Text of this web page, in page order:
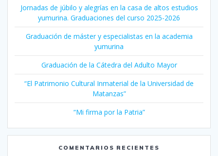
Jornadas de júbilo y alegrías en la casa de altos estudios
yumurina. Graduaciones del curso 2025-2026
Graduación de máster y especialistas en la academia
yumurina
Graduación de la Cátedra del Adulto Mayor
“El Patrimonio Cultural Inmaterial de la Universidad de
Matanzas”
“Mi firma por la Patria”
COMENTARIOS RECIENTES